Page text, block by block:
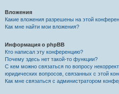
Вложения
Какие вложения разрешены на этой
Как мне найти мои вложения?
Информация о phpBB
Кто написал эту конференцию?
Почему здесь нет такой-то функции?
С кем можно связаться по вопросу
юридических вопросов, связанных с этой
Как мне связаться с администратором